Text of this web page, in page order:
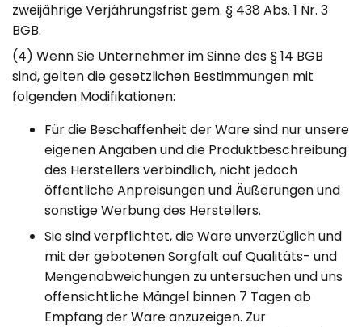
zweijährige Verjährungsfrist gem. § 438 Abs. 1 Nr. 3
BGB.
(4) Wenn Sie Unternehmer im Sinne des § 14 BGB
sind, gelten die gesetzlichen Bestimmungen mit
folgenden Modifikationen:
Für die Beschaffenheit der Ware sind nur unsere
eigenen Angaben und die Produktbeschreibung
des Herstellers verbindlich, nicht jedoch
öffentliche Anpreisungen und Äußerungen und
sonstige Werbung des Herstellers.
Sie sind verpflichtet, die Ware unverzüglich und
mit der gebotenen Sorgfalt auf Qualitäts- und
Mengenabweichungen zu untersuchen und uns
offensichtliche Mängel binnen 7 Tagen ab
Empfang der Ware anzuzeigen. Zur